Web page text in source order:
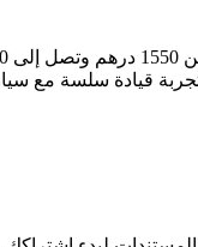
قيادة سلسة مع